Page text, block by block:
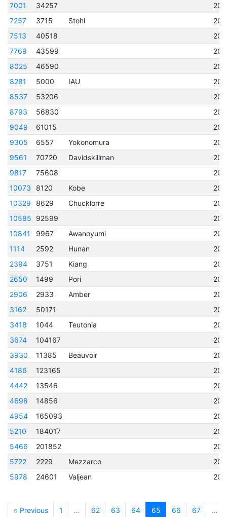
7001
34257
7257
3715 Stohl
7513
40518
7769
43599
8025
46590
8281
5000 IAU
8537
53206
8793
56830
9049
61015
9305
6557 Yokonomura
9561
70720 Davidskillman
9817
75608
10073
8120 Kobe
10329
8629 Chucklorre
10585
92599
10841
9967 Awanoyumi
1114
2592 Hunan
2394
3751 Kiang
2650
1499 Pori
2906
2933 Amber
3162
50171
3418
1044 Teutonia
3674
104167
3930
11385 Beauvoir
4186
123165
4442
13546
4698
14856
4954
165093
5210
184017
5466
201852
5722
2229 Mezzarco
5978
24601 Valjean
« Previous 1 … 62 63 64 65 66 67 …